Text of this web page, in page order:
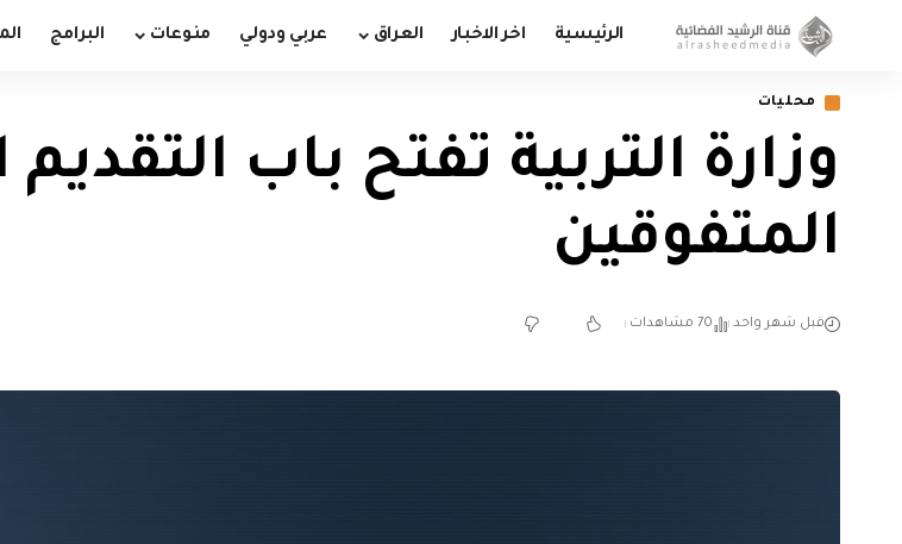
الرئيسية اخر الاخبار العراق عربي ودولي منوعات البرامج
محليات
وزارة التربية تفتح باب
المتفوقين
قبل شهر واحد 70 مشاهدات